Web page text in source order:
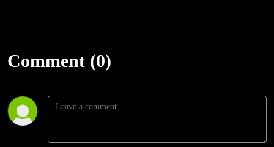
Comment (0)